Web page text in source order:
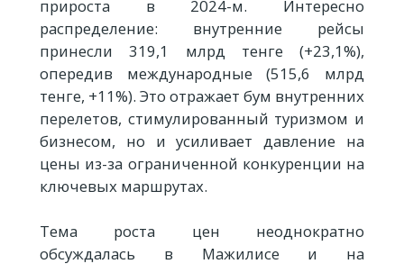
прироста в 2024-м. Интересно
распределение: внутренние рейсы
принесли 319,1 млрд тенге (+23,1%),
опередив международные (515,6 млрд
тенге, +11%). Это отражает бум внутренних
перелетов, стимулированный туризмом и
бизнесом, но и усиливает давление на
цены из-за ограниченной конкуренции на
ключевых маршрутах.
Тема роста цен неоднократно
обсуждалась в Мажилисе и на